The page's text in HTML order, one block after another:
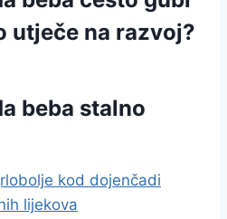
utječe na razvoj?
beba stalno
kod dojenčadi
lijekova